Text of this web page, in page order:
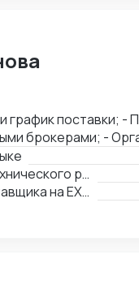
- Подбираю коды ТН
- Организую
органами; -
кода; - Обеспечиваю
Подбор кодов ТНВЭД, проверка мер технического регулирования, запретов и ограничений
Подготовка пакета документов от поставщика на EXW, FCA, CIF, FOB